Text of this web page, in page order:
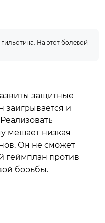
На этот болевой
защитные
заигрывается и
мешает низкая
Он не сможет
геймплан против
борьбы.